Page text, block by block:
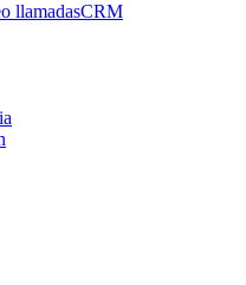
llamadasCRM